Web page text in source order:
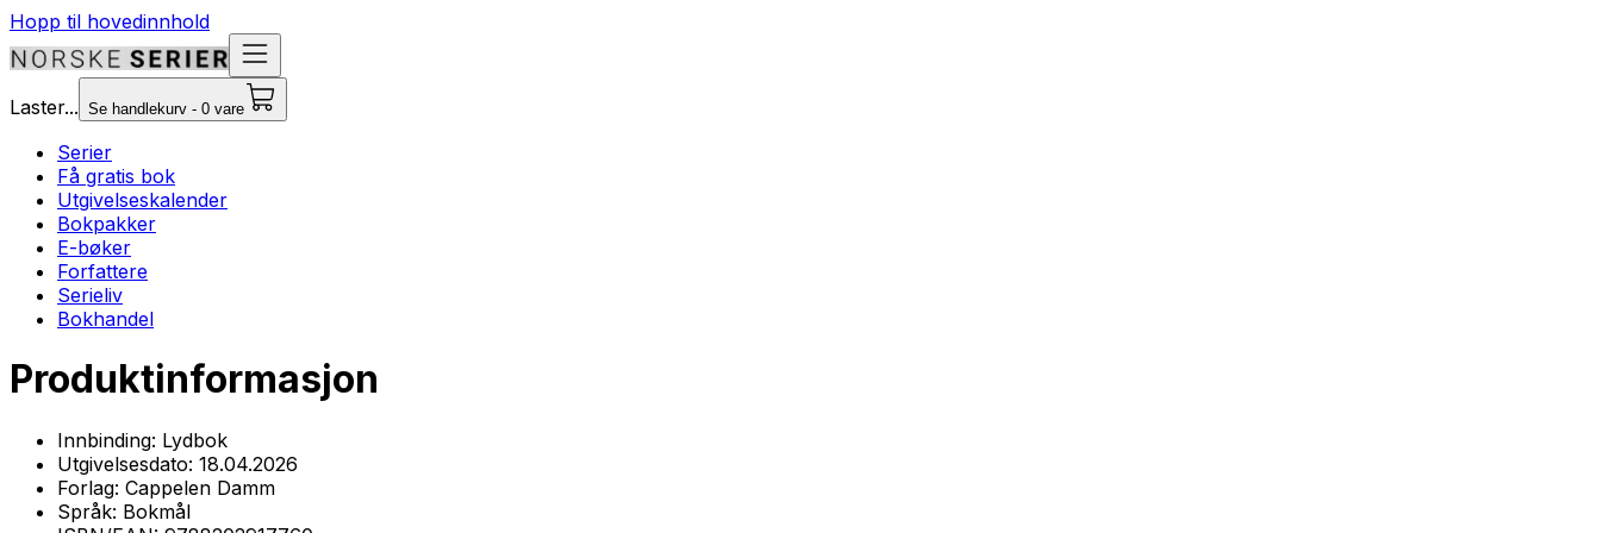
Hopp til hovedinnhold
Laster... Se handlekurv - 0 vare
Serier
Få gratis bok
Utgivelseskalender
Bokpakker
E-bøker
Forfattere
Serieliv
Bokhandel
Produktinformasjon
Innbinding: Lydbok
Utgivelsesdato: 18.04.2026
Forlag: Cappelen Damm
Språk: Bokmål